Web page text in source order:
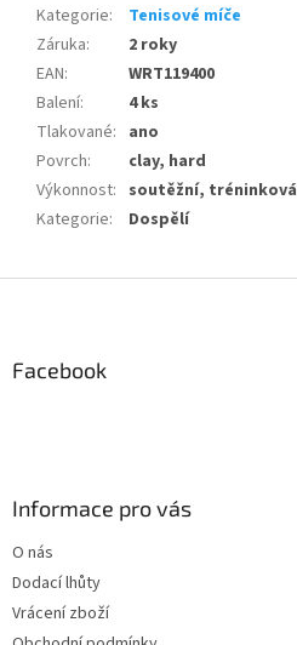
Kategorie:
Tenisové míče
Záruka:
2 roky
EAN:
WRT119400
Balení:
4 ks
Tlakované: ano
Povrch:
clay, hard
Výkonnost: soutěžní, tréninková
Kategorie: Dospělí
Facebook
Informace pro vás
O nás
Dodací lhůty
Vrácení zboží